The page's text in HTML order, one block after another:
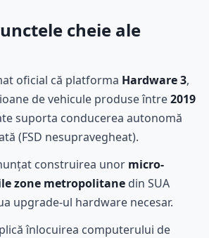
cheie ale
oficial că platforma Hardware 3,
de vehicule produse între2019
suporta conducerea autonomă
(FSD nesupravegheat).
construirea unor micro-
zone metropolitane din SUA
upgrade-ul hardware necesar.
înlocuirea computerului de